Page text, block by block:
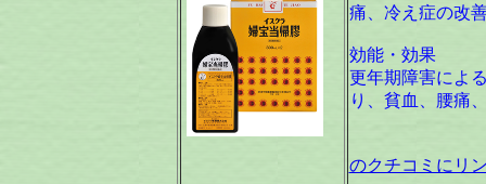
痛、冷え症の改
効能・効果
更年期障害によ
り、貧血、腰痛
のクチコミにリ